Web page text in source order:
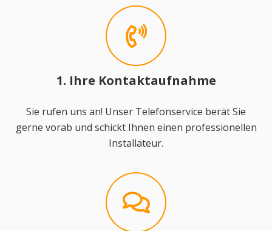
1. Ihre Kontaktaufnahme
Sie rufen uns an! Unser Telefonservice berät Sie
gerne vorab und schickt Ihnen einen professionellen
Installateur.